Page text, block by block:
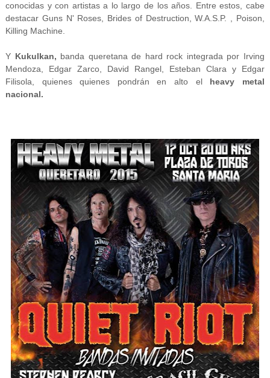
conocidas y con artistas a lo largo de los años. Entre estos, cabe
destacar Guns N' Roses, Brides of Destruction, W.A.S.P. , Poison,
Killing Machine.
Y Kukulkan, banda queretana de hard rock integrada por Irving
Mendoza, Edgar Zarco, David Rangel, Esteban Clara y Edgar
Filisola, quienes quienes pondrán en alto el heavy metal
nacional.